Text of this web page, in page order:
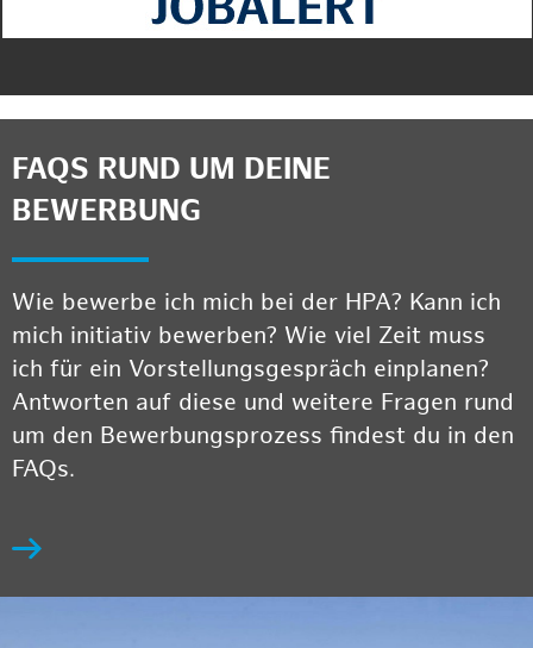
FAQS RUND UM DEINE
BEWERBUNG
Wie bewerbe ich mich bei der HPA? Kann ich
mich initiativ bewerben? Wie viel Zeit muss
ich für ein Vorstellungsgespräch einplanen?
Antworten auf diese und weitere Fragen rund
um den Bewerbungsprozess findest du in den
FAQs.